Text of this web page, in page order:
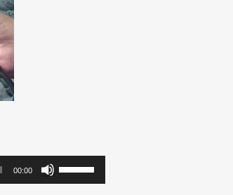
00:00
Utilisez
les